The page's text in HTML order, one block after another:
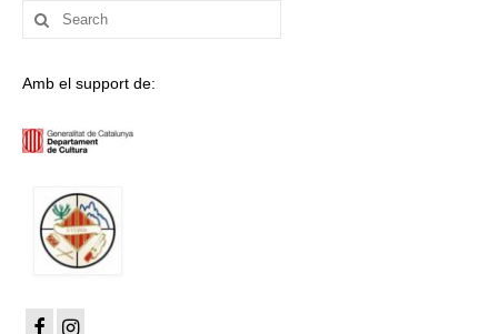
Search
for:
Amb el support de: